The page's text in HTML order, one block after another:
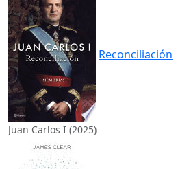
Reconciliación
Juan Carlos I (2025)